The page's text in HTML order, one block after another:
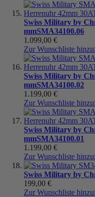
Swiss Military by
mmSMA34100.06
1.099,00 €
Zur Wunschliste
Swiss Military by
mmSMA34100.02
1.199,00 €
Zur Wunschliste
Swiss Military by
mmSMA34100.01
1.199,00 €
Zur Wunschliste
Swiss Military by
199,00 €
Zur Wunschliste